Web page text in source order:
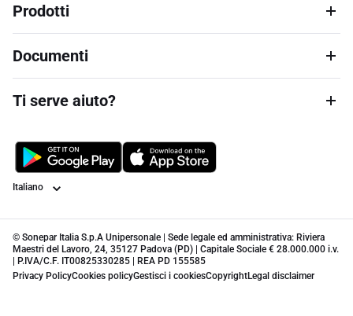
Prodotti
Documenti
Ti serve aiuto?
Lingua
© Sonepar Italia S.p.A Unipersonale | Sede legale ed amministrativa: Riviera
Maestri del Lavoro, 24, 35127 Padova (PD) | Capitale Sociale € 28.000.000 i.v.
| P.IVA/C.F. IT00825330285 | REA PD 155585
Privacy PolicyCookies policyGestisci i cookiesCopyrightLegal disclaimer